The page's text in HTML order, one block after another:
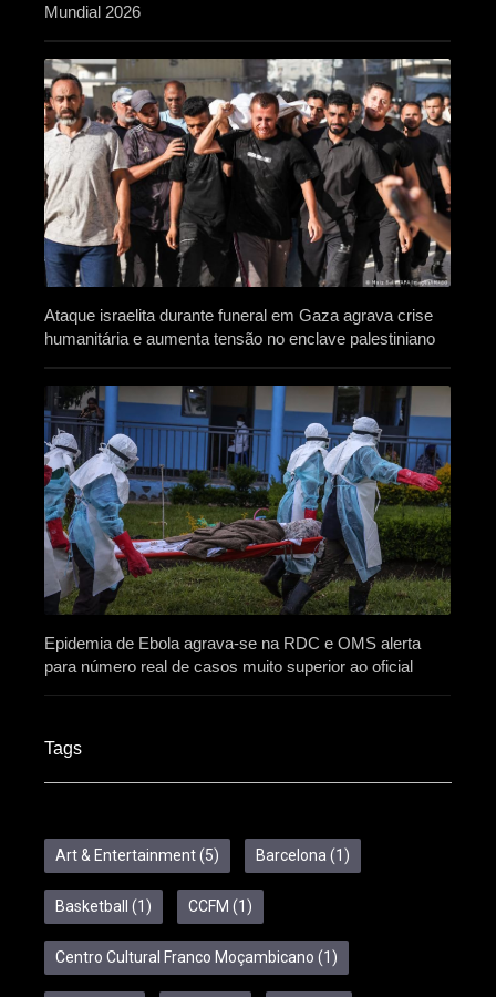
Mundial 2026
Ataque israelita durante funeral em Gaza agrava crise
humanitária e aumenta tensão no enclave palestiniano
Epidemia de Ebola agrava-se na RDC e OMS alerta
para número real de casos muito superior ao oficial
Tags
Art & Entertainment(5) Barcelona (1)
Basketball (1) CCFM (1)
Centro Cultural Franco Moçambicano (1)